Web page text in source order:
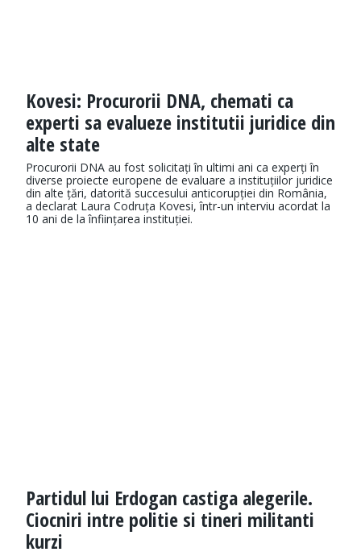
Kovesi: Procurorii DNA, chemati ca
experti sa evalueze institutii juridice din
alte state
Procurorii DNA au fost solicitați în ultimi ani ca experți în
diverse proiecte europene de evaluare a instituțiilor juridice
din alte țări, datorită succesului anticorupției din România,
a declarat Laura Codruța Kovesi, într-un interviu acordat la
10 ani de la înființarea instituției.
Partidul lui Erdogan castiga alegerile.
Ciocniri intre politie si tineri militanti
kurzi